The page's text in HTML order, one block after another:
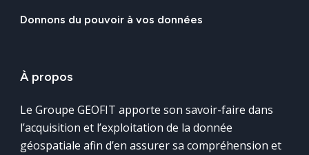
Donnons du pouvoir à vos données
À propos
Le Groupe GEOFIT apporte son savoir-faire dans
l’acquisition et l’exploitation de la donnée
géospatiale afin d’en assurer sa compréhension et